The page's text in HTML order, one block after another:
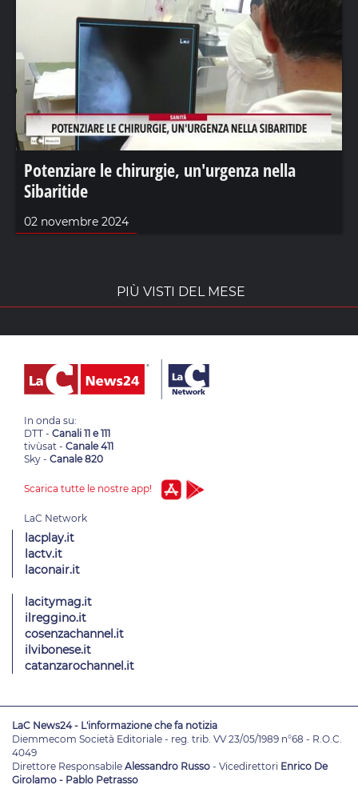
Potenziare le chirurgie, un'urgenza nella
Sibaritide
02 novembre 2024
PIÙ VISTI DEL MESE
In onda su:
DTT - Canali 11 e 111
tivùsat - Canale 411
Sky - Canale 820
Scarica tutte le nostre app!
lacplay.it
lactv.it
laconair.it
lacitymag.it
ilreggino.it
cosenzachannel.it
ilvibonese.it
catanzarochannel.it
LaC News24 - L'informazione che fa notizia
Diemmecom Società Editoriale - reg. trib. VV 23/05/1989 n°68 - R.O.C.
4049
Direttore Responsabile Alessandro Russo - Vicedirettori Enrico De
Girolamo - Pablo Petrasso